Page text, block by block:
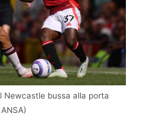
Newcastle bussa alla porta